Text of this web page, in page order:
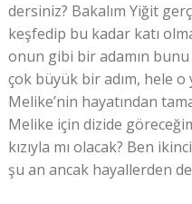
dersiniz? Bakalım Yiğit
keşfedip bu kadar katı
onun gibi bir adamın
çok büyük bir adım, hele
Melike’nin hayatından
Melike için dizide
kızıyla mı olacak? Ben
şu an ancak hayallerden